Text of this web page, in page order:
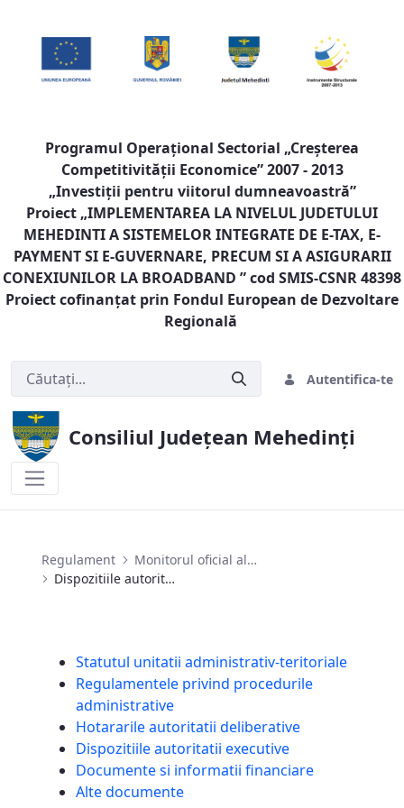
Programul Operaţional Sectorial „Creşterea
Competitivităţii Economice” 2007 - 2013
„Investiţii pentru viitorul dumneavoastră”
Proiect „IMPLEMENTAREA LA NIVELUL JUDETULUI
MEHEDINTI A SISTEMELOR INTEGRATE DE E-TAX, E-
PAYMENT SI E-GUVERNARE, PRECUM SI A ASIGURARII
CONEXIUNILOR LA BROADBAND ” cod SMIS-CSNR 48398
Proiect cofinanţat prin Fondul European de Dezvoltare
Regională
Autentifica-te
Consiliul Județean Mehedinți
Regulament
Monitorul oficial al județului
Dispozitiile autoritatii executive
Statutul unitatii administrativ-teritoriale
Regulamentele privind procedurile
administrative
Hotararile autoritatii deliberative
Dispozitiile autoritatii executive
Documente si informatii financiare
Alte documente